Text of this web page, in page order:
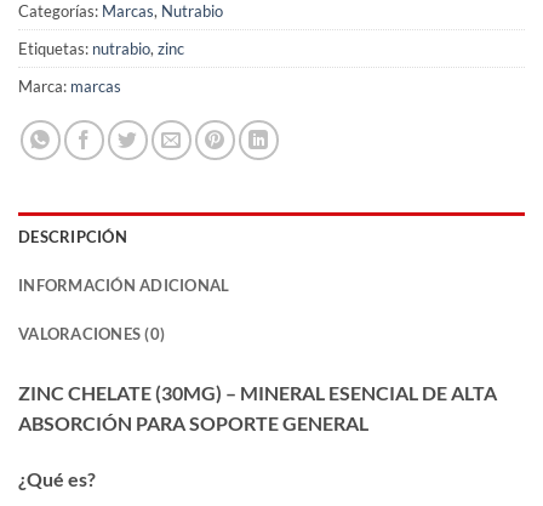
Categorías: Marcas, Nutrabio
Etiquetas: nutrabio,zinc
Marca: marcas
DESCRIPCIÓN
INFORMACIÓN ADICIONAL
VALORACIONES (0)
ZINC CHELATE (30MG) – MINERAL ESENCIAL DE ALTA
ABSORCIÓN PARA SOPORTE GENERAL
¿Qué es?